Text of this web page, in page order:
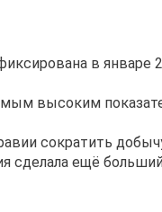
в январе
высоким
сократить
сделала ещё